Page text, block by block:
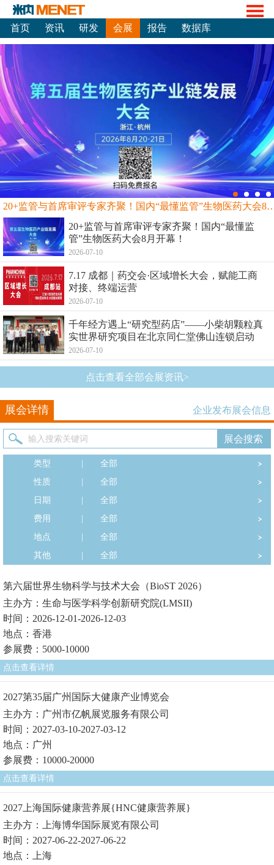
首页 资讯 研发 会展 报告 数据库
20+监管与首席审评专家齐聚！国内“最
20+监管与首席审评专家齐聚！国内“最懂监
管”生物医药大会8月开幕！
2026-07-10
7.17 成都｜药交会·区域增长大会，赋能工商
对接、终端运营
2026-07-10
千年经方遇上“研究型药店”——小柴胡颗粒真
实世界研究项目在北京同仁堂佛山连锁启动
2026-07-10
点击查看全部会展资讯>
展会详情 企业发布展会信息
类型
全部
性质
全部
日期
全部
费用
全部
地点
全部
其他
全部
第六届世界生物科学与技术大会（BioST 2026）
主办方：生命与医学科学创新研究院(LMSII)
时间：2026-12-01-2026-12-03
地点：香港
参展费：5000-10000
点击查看详情
2027第35届广州国际大健康产业博览会
主办方：广州市亿帆展览服务有限公司
时间：2027-03-10-2027-03-12
地点：广州
参展费：10000-20000
点击查看详情
2027上海国际健康营养展{HNC健康营养展}
主办方：上海博华国际展览有限公司
时间：2027-06-22-2027-06-22
地点：上海